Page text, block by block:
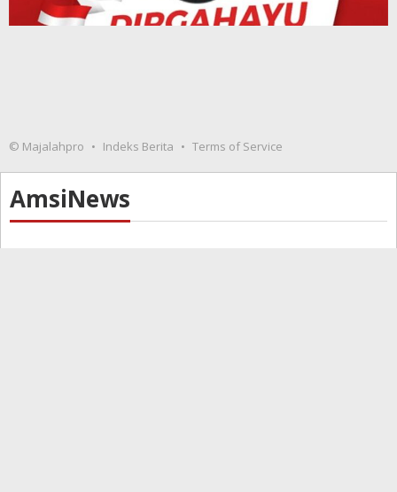
© Majalahpro Indeks Berita Terms of Service
AmsiNews